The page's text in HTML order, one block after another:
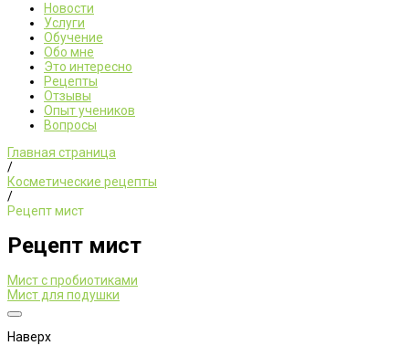
Новости
Услуги
Обучение
Обо мне
Это интересно
Рецепты
Отзывы
Опыт учеников
Вопросы
Главная страница
/
Косметические рецепты
/
Рецепт мист
Рецепт мист
Мист с пробиотиками
Мист для подушки
Наверх